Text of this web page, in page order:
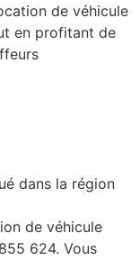
de véhicule
en profitant de
dans la région
de véhicule
624. Vous